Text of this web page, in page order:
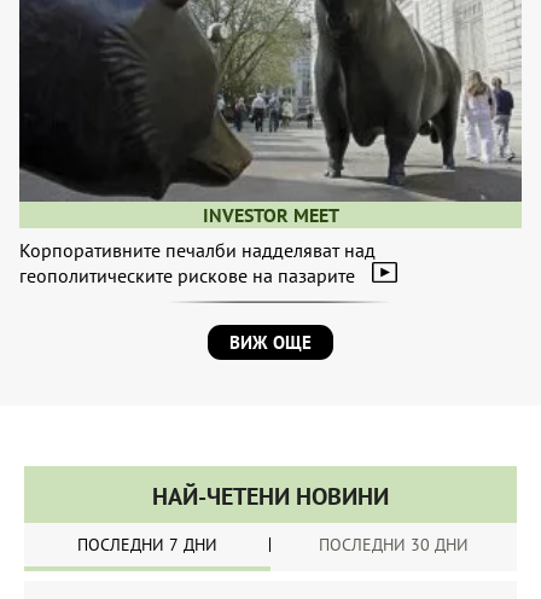
INVESTOR MEET
Корпоративните печалби надделяват над
геополитическите рискове на пазарите
ВИЖ ОЩЕ
НАЙ-ЧЕТЕНИ НОВИНИ
ПОСЛЕДНИ 7 ДНИ ПОСЛЕДНИ 30 ДНИ